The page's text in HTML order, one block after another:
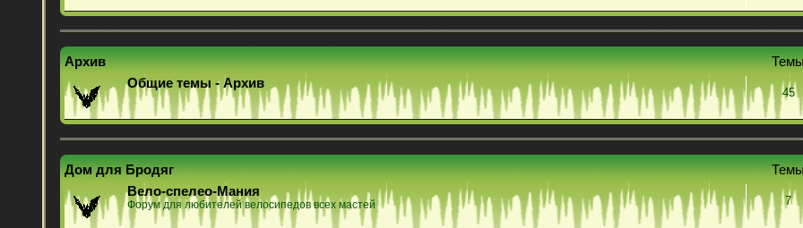
Архив
Общие темы - Архив
45
Дом для Бродяг
Вело-спелео-Мания
Форум для любителей велосипедов всех мастей 7